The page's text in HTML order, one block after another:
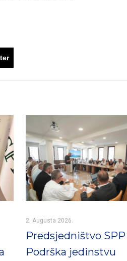
2. Augusta 2026.
Predsjedništvo SPP
Podrška jedinstvu